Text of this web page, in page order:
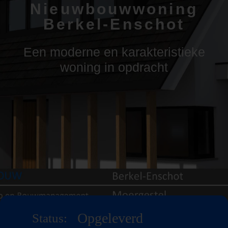
Nieuwbouwwoning
Berkel-Enschot
Een moderne en karakteristieke
woning in opdracht
Status: Opgeleverd